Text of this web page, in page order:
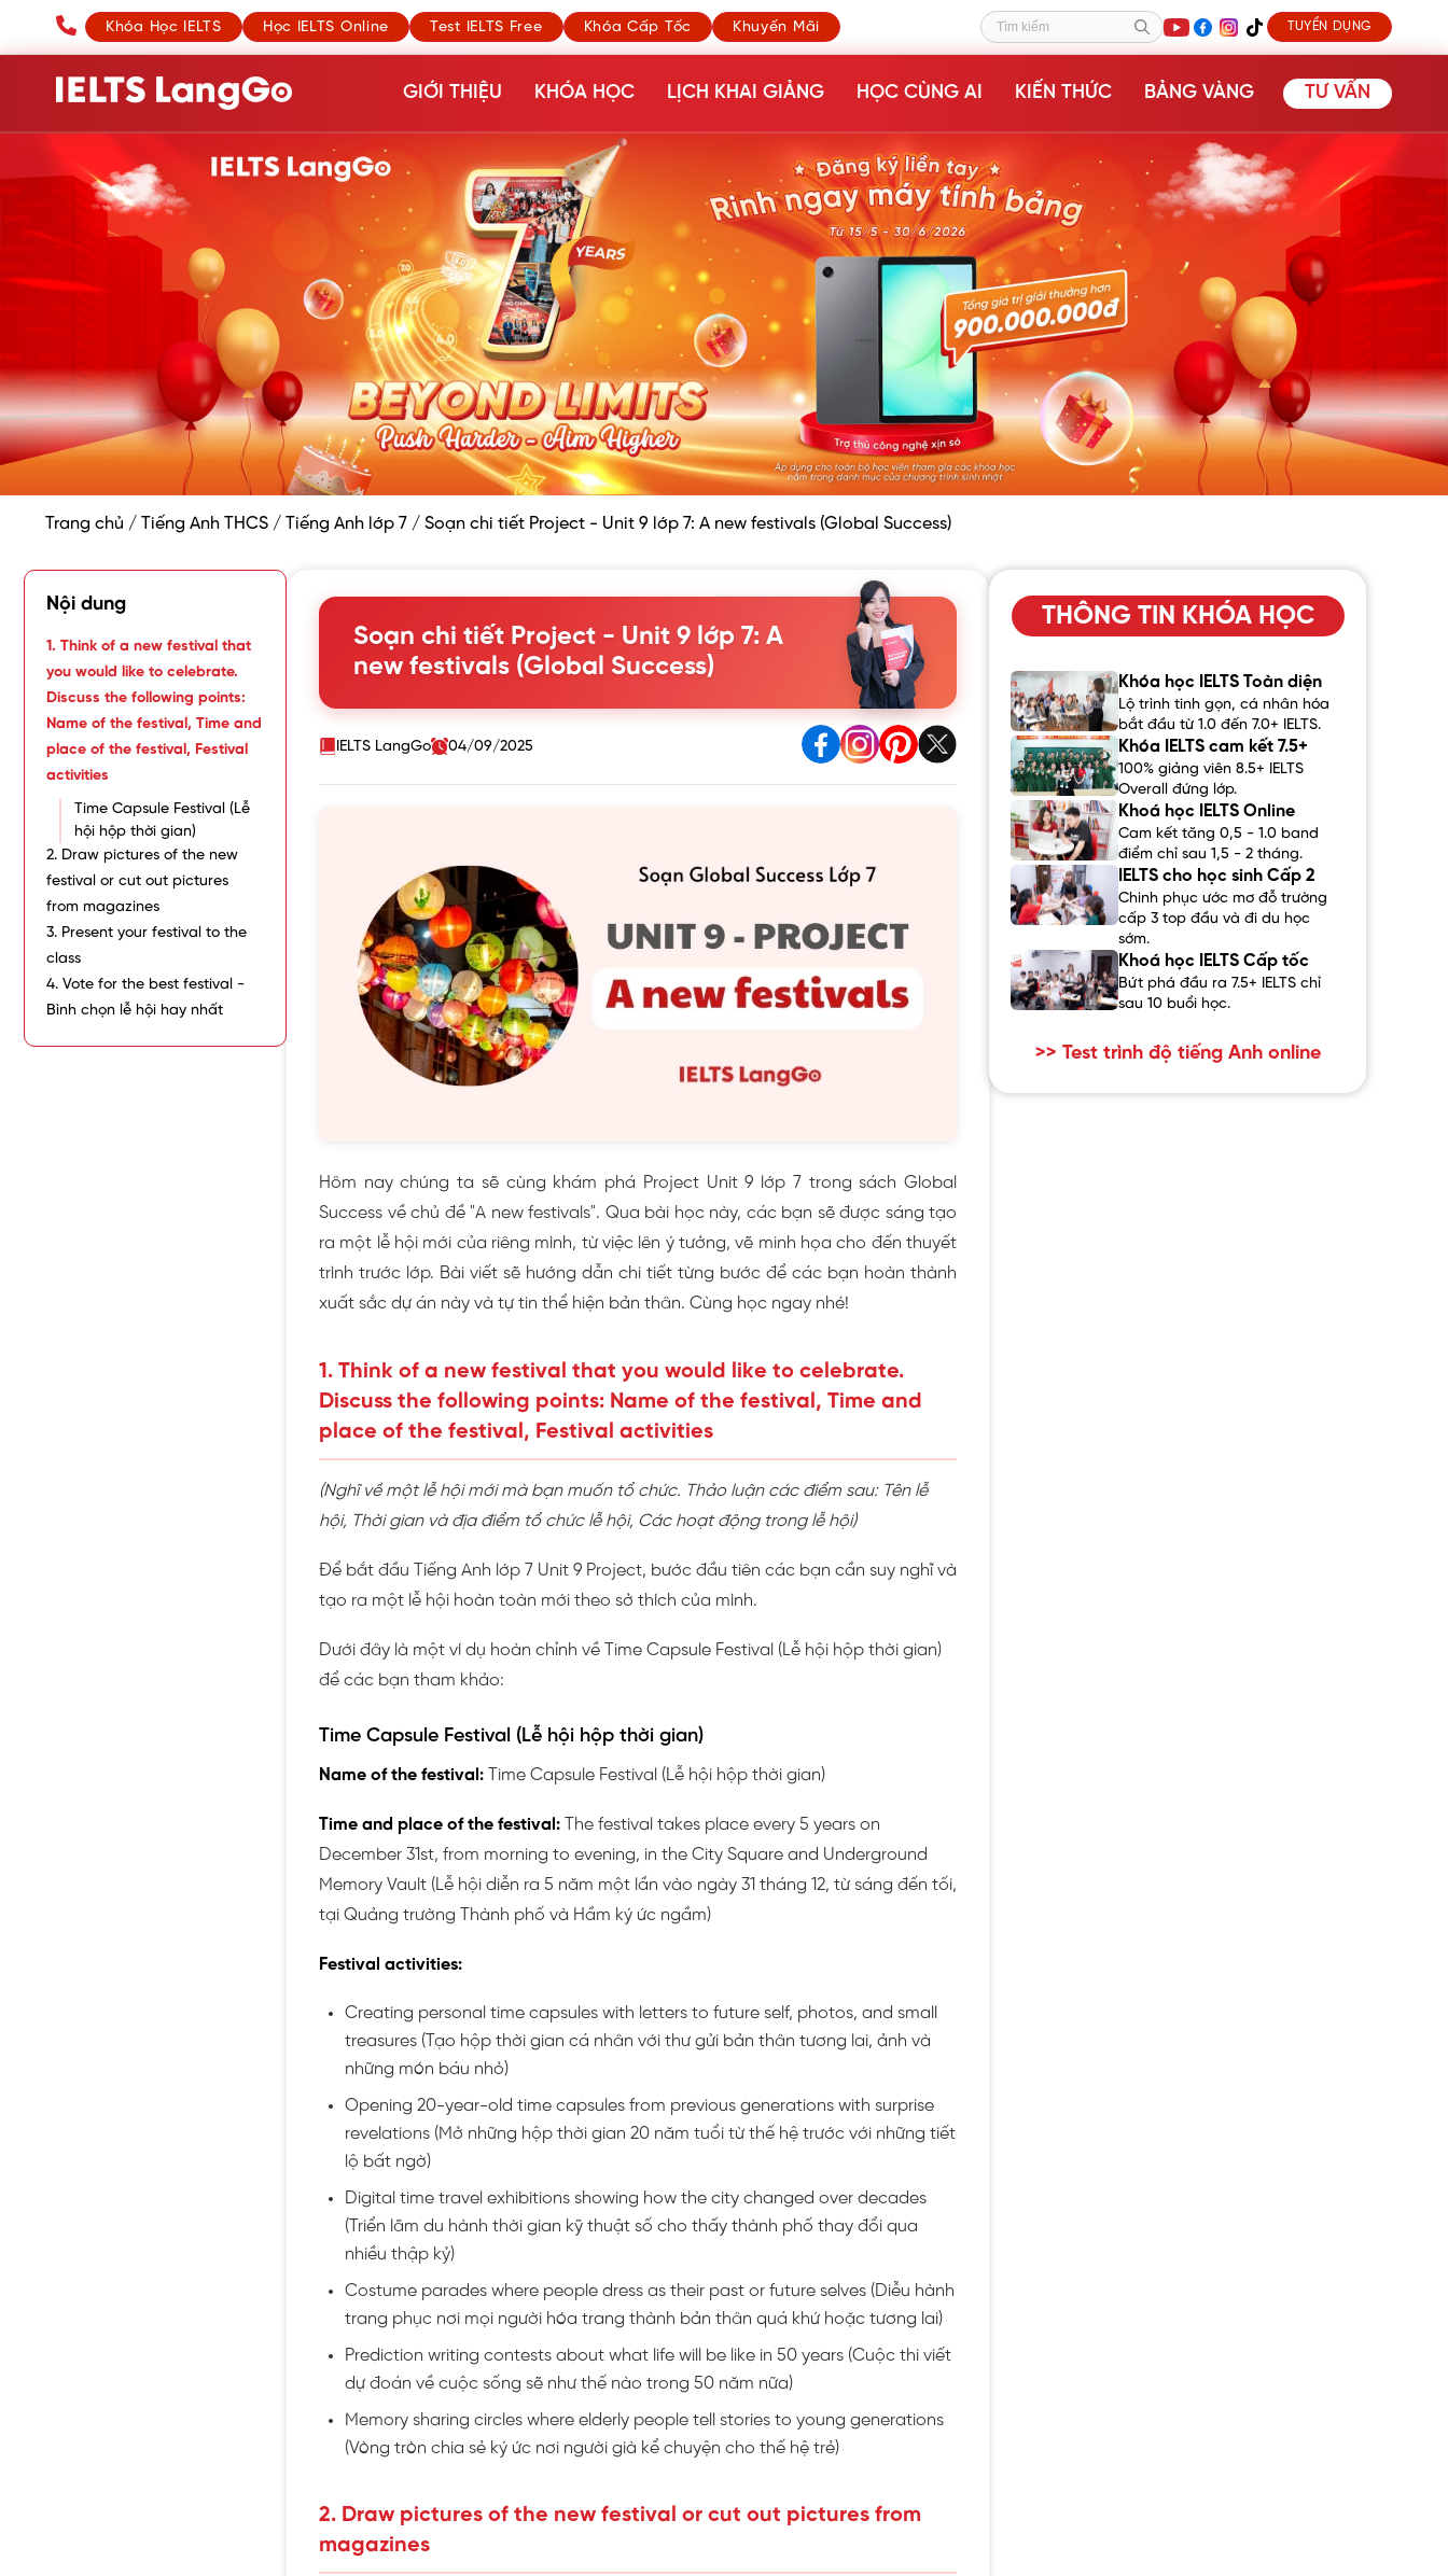
Khóa Học IELTS Học IELTS Online Test IELTS Free Khóa Cấp Tốc Khuyến Mãi Tìm kiếm TUYỂN DỤNG
GIỚI THIỆU KHÓA HỌC LỊCH KHAI GIẢNG HỌC CÙNG AI KIẾN THỨC BẢNG VÀNG TƯ VẤN
Trang chủ / Tiếng Anh THCS / Tiếng Anh lớp 7 / Soạn chi tiết Project - Unit 9 lớp 7: A new festivals (Global Success)
Nội dung
1. Think of a new festival that
you would like to celebrate.
Discuss the following points:
Name of the festival, Time and
place of the festival, Festival
activities
Time Capsule Festival (Lễ
hội hộp thời gian)
2. Draw pictures of the new
festival or cut out pictures
from magazines
3. Present your festival to the
class
4. Vote for the best festival -
Bình chọn lễ hội hay nhất
Soạn chi tiết Project - Unit 9 lớp 7: A
new festivals (Global Success)
IELTS LangGo 04/09/2025
Hôm nay chúng ta sẽ cùng khám phá Project Unit 9 lớp 7 trong sách Global
Success về chủ đề "A new festivals". Qua bài học này, các bạn sẽ được sáng tạo
ra một lễ hội mới của riêng mình, từ việc lên ý tưởng, vẽ minh họa cho đến thuyết
trình trước lớp. Bài viết sẽ hướng dẫn chi tiết từng bước để các bạn hoàn thành
xuất sắc dự án này và tự tin thể hiện bản thân. Cùng học ngay nhé!
1. Think of a new festival that you would like to celebrate.
Discuss the following points: Name of the festival, Time and
place of the festival, Festival activities
(Nghĩ về một lễ hội mới mà bạn muốn tổ chức. Thảo luận các điểm sau: Tên lễ
hội, Thời gian và địa điểm tổ chức lễ hội, Các hoạt động trong lễ hội)
Để bắt đầu Tiếng Anh lớp 7 Unit 9 Project, bước đầu tiên các bạn cần suy nghĩ và
tạo ra một lễ hội hoàn toàn mới theo sở thích của mình.
Dưới đây là một ví dụ hoàn chỉnh về Time Capsule Festival (Lễ hội hộp thời gian)
để các bạn tham khảo:
Time Capsule Festival (Lễ hội hộp thời gian)
Name of the festival: Time Capsule Festival (Lễ hội hộp thời gian)
Time and place of the festival: The festival takes place every 5 years on
December 31st, from morning to evening, in the City Square and Underground
Memory Vault (Lễ hội diễn ra 5 năm một lần vào ngày 31 tháng 12, từ sáng đến tối,
tại Quảng trường Thành phố và Hầm ký ức ngầm)
Festival activities:
Creating personal time capsules with letters to future self, photos, and small
treasures (Tạo hộp thời gian cá nhân với thư gửi bản thân tương lai, ảnh và
những món báu nhỏ)
Opening 20-year-old time capsules from previous generations with surprise
revelations (Mở những hộp thời gian 20 năm tuổi từ thế hệ trước với những tiết
lộ bất ngờ)
Digital time travel exhibitions showing how the city changed over decades
(Triển lãm du hành thời gian kỹ thuật số cho thấy thành phố thay đổi qua
nhiều thập kỷ)
Costume parades where people dress as their past or future selves (Diễu hành
trang phục nơi mọi người hóa trang thành bản thân quá khứ hoặc tương lai)
Prediction writing contests about what life will be like in 50 years (Cuộc thi viết
dự đoán về cuộc sống sẽ như thế nào trong 50 năm nữa)
Memory sharing circles where elderly people tell stories to young generations
(Vòng tròn chia sẻ ký ức nơi người già kể chuyện cho thế hệ trẻ)
2. Draw pictures of the new festival or cut out pictures from
magazines
THÔNG TIN KHÓA HỌC
Khóa học IELTS Toàn diện
Lộ trình tinh gọn, cá nhân hóa
bắt đầu từ 1.0 đến 7.0+ IELTS.
Khóa IELTS cam kết 7.5+
100% giảng viên 8.5+ IELTS
Overall đứng lớp.
Khoá học IELTS Online
Cam kết tăng 0,5 - 1.0 band
điểm chỉ sau 1,5 - 2 tháng.
IELTS cho học sinh Cấp 2
Chinh phục ước mơ đỗ trường
cấp 3 top đầu và đi du học
sớm.
Khoá học IELTS Cấp tốc
Bứt phá đầu ra 7.5+ IELTS chỉ
sau 10 buổi học.
>> Test trình độ tiếng Anh online